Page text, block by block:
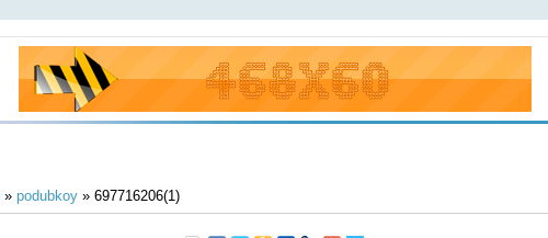
» podubkoy» 697716206(1)